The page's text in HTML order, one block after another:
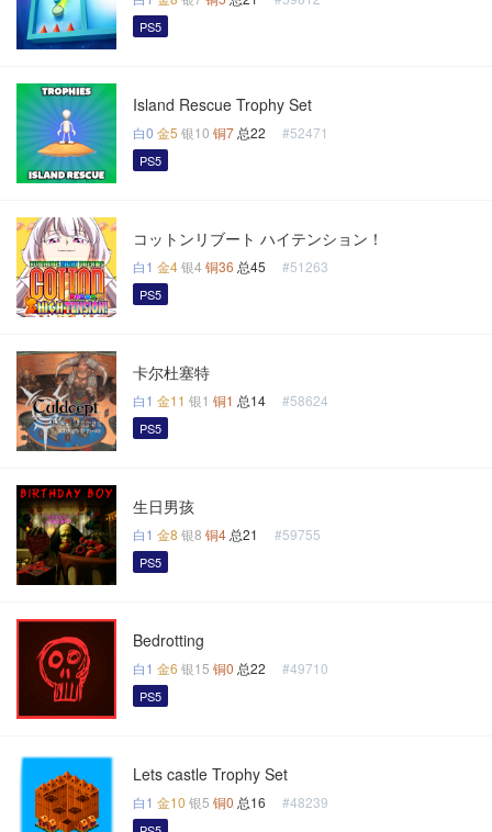
PS5
Island Rescue Trophy Set
白0 金5 银10 铜7 总22 #52471
PS5
コットンリブート ハイテンション！
白1 金4银4 铜36 总45 #51263
PS5
卡尔杜塞特
白1 金11 银1 铜1 总14 #58624
PS5
生日男孩
白1 金8 银8 铜4 总21 #59755
PS5
Bedrotting
白1 金6 银15 铜0 总22 #49710
PS5
Lets castle Trophy Set
白1 金10 银5 铜0 总16 #48239